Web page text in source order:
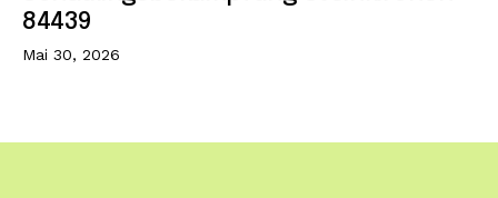
84439
Mai 30, 2026